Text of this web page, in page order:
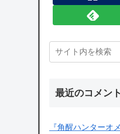
最近のコメント
『角醒ハンターオ